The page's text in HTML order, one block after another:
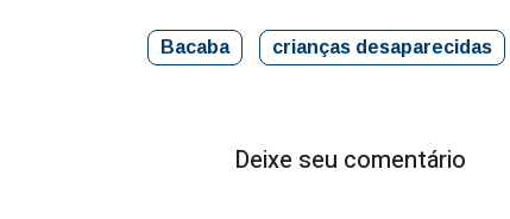
Bacaba crianças desaparecidas
Deixe seu comentário